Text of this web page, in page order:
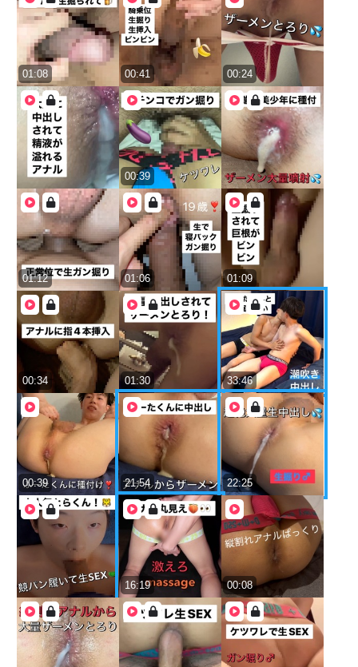
01:08 00:41 00:24
00:39
01:12 01:06 01:09
00:34 01:30 33:46
00:39 21:54 22:25
16:19 00:08